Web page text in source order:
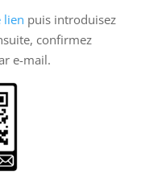
lien puis introduisez
confirmez
e-mail.